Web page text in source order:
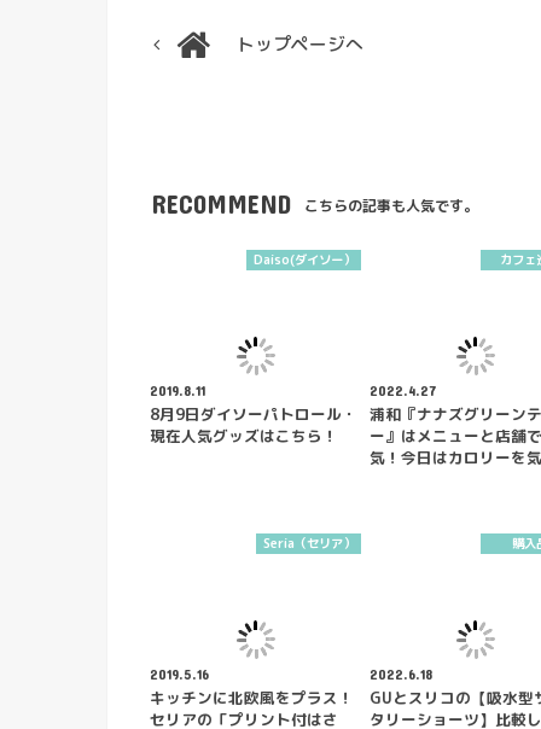
トップページへ
RECOMMEND こちらの記事も人気です。
Daiso(ダイソー）
2019.8.11
8月9日ダイソーパトロール・
現在人気グッズはこちら！
カフェ
2022.4.27
浦和『ナナズグリーン
ー』はメニューと店舗
気！今日はカロリーを
Seria（セリア）
2019.5.16
キッチンに北欧風をプラス！
セリアの「プリント付はさ
購入
2022.6.18
GUとスリコの【吸水型
タリーショーツ】比較